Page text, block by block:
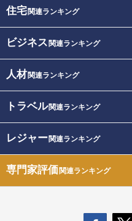
住宅関連ランキング
ビジネス 関連ランキング
人材関連ランキング
トラベル関連ランキング
レジャー関連ランキング
専門家評価関連ランキング